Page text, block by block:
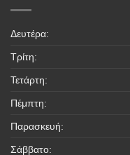
Δευτέρα:
Τρίτη:
Τετάρτη:
Πέμπτη:
Παρασκευή:
Σάββατο: